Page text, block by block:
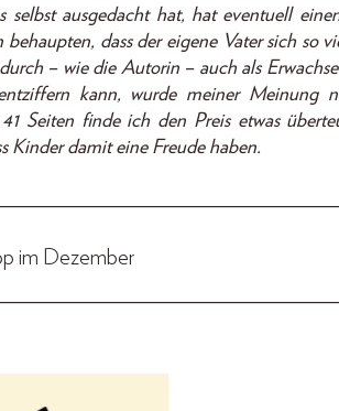
selbst ausgedacht hat, hat eventuell
behaupten, dass der eigene Vater sich so
– wie die Autorin – auch als
kann, wurde meiner Meinung
Seiten finde ich den Preis etwas
Kinder damit eine Freude haben.
im Dezember